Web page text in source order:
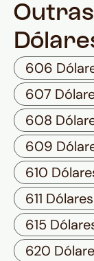
606
607
608
609
610
611
615
620